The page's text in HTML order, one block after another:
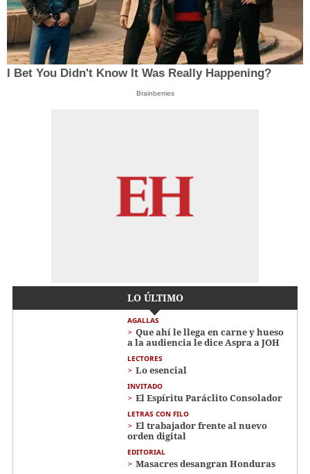
I Bet You Didn't Know It Was Really Happening?
Brainberries
LO ÚLTIMO
AGALLAS
Que ahí le llega en carne y hueso
a la audiencia le dice Aspra a JOH
LECTORES
Lo esencial
INVITADO
El Espíritu Paráclito Consolador
LETRAS CON FILO
El trabajador frente al nuevo
orden digital
EDITORIAL
Masacres desangran Honduras